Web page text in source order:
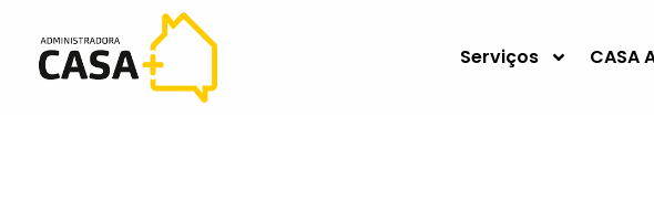
Serviços CASA